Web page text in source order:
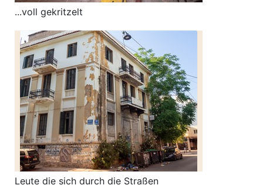
...voll gekritzelt
Leute die sich durch die Straßen